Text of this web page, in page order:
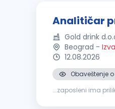
Analitičar
Gold drink
Beograd -
12.08.2026
Obaveštenje
...zaposleni ima